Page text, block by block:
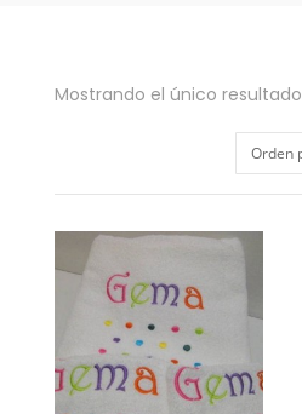
Mostrando el único resultado